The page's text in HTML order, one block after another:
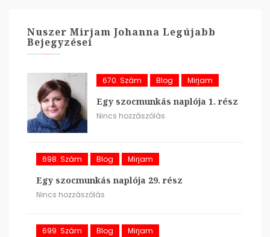
Nuszer Mirjam Johanna Legújabb
Bejegyzései
670. Szám Blog Mirjam
Egy szocmunkás naplója 1. rész
Nincs hozzászólás
698. Szám Blog Mirjam
Egy szocmunkás naplója 29. rész
Nincs hozzászólás
699. Szám Blog Mirjam